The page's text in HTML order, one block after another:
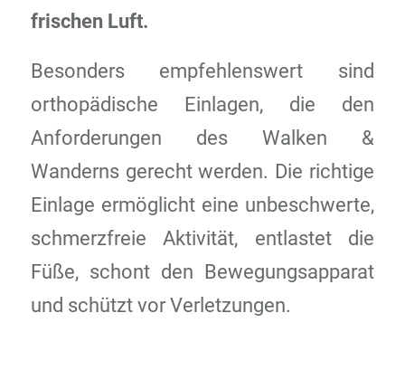
frischen Luft.
Besonders empfehlenswert sind
orthopädische Einlagen, die den
Anforderungen des Walken &
Wanderns gerecht werden. Die richtige
Einlage ermöglicht eine unbeschwerte,
schmerzfreie Aktivität, entlastet die
Füße, schont den Bewegungsapparat
und schützt vor Verletzungen.